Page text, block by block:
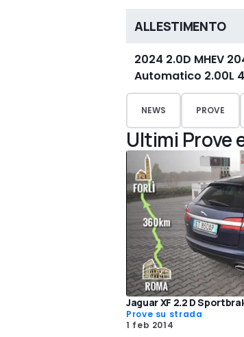
ALLESTIMENTO
2024 2.0D MHEV
Automatico 2.00L
NEWS PROVE
Ultimi Prove
Jaguar XF 2.2 D
Prove su strada
1 feb 2014